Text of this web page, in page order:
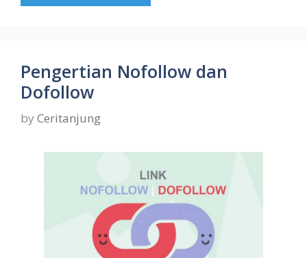
Pengertian Nofollow dan
Dofollow
by Ceritanjung